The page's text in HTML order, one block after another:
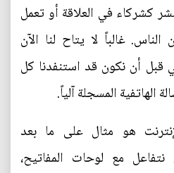
كشركاء في العلاقة أو تعمل
غالباً لا يتاح لنا الآن
قبل أن نكون قد استنفدنا كل
الهاتفية المسجلة آلياً.
هو مثال على ما بعد
نتفاعل مع لوحات المفاتيح،